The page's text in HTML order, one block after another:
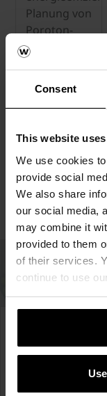
Consent
This website
We use cookies
provide social
We also share
our social media,
may combine it
provided to them
of their services.
continue to use
Planung von
Poroton-
Mauerwerk
der